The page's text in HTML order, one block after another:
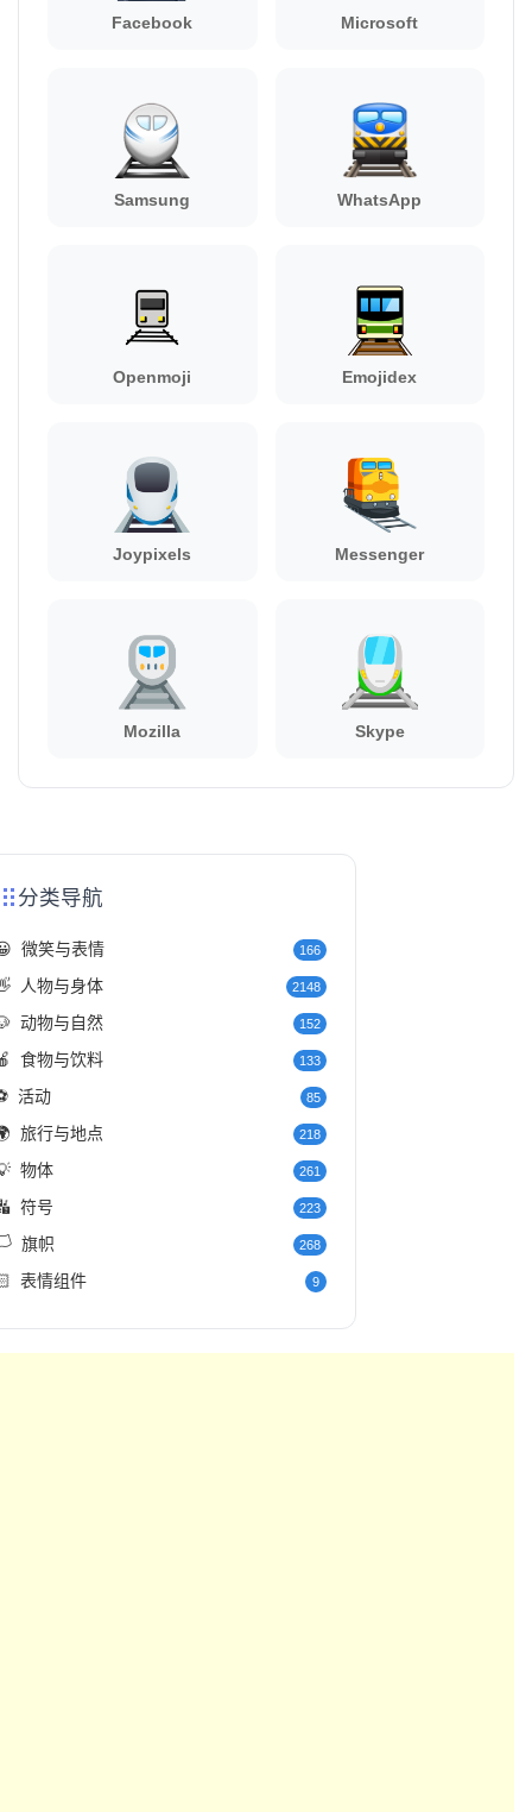
Facebook Microsoft
Samsung WhatsApp
Openmoji Emojidex
Joypixels Messenger
Mozilla Skype
分类导航
微笑与表情 166
人物与身体 2148
动物与自然 152
食物与饮料 133
活动 85
旅行与地点 218
物体 261
符号 223
旗帜 268
表情组件 9